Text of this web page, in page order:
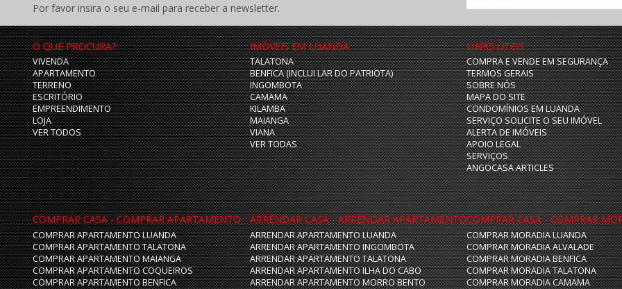
Por favor insira o seu e-mail para receber a newsletter.
O QUE PROCURA?
VIVENDA
APARTAMENTO
TERRENO
ESCRITÓRIO
EMPREENDIMENTO
LOJA
VER TODOS
IMÓVEIS EM LUANDA
TALATONA
BENFICA (INCLUI LAR DO PATRIOTA)
INGOMBOTA
CAMAMA
KILAMBA
MAIANGA
VIANA
VER TODAS
LINKS ÙTEIS
COMPRA E VENDE EM SEGURANÇA
TERMOS GERAIS
SOBRE NÓS
MAPA DO SITE
CONDOMÍNIOS EM LUANDA
SERVIÇO SOLICITE O SEU IMÓVEL
ALERTA DE IMÓVEIS
APOIO LEGAL
SERVIÇOS
ANGOCASA ARTICLES
COMPRAR CASA - COMPRAR APARTAMENTO
COMPRAR APARTAMENTO LUANDA
COMPRAR APARTAMENTO TALATONA
COMPRAR APARTAMENTO MAIANGA
COMPRAR APARTAMENTO COQUEIROS
COMPRAR APARTAMENTO BENFICA
ARRENDAR CASA - ARRENDAR APARTAMENTO
ARRENDAR APARTAMENTO LUANDA
ARRENDAR APARTAMENTO INGOMBOTA
ARRENDAR APARTAMENTO TALATONA
ARRENDAR APARTAMENTO ILHA DO CABO
ARRENDAR APARTAMENTO MORRO BENTO
COMPRAR CASA - COMPRAR
COMPRAR MORADIA LUANDA
COMPRAR MORADIA ALVALADE
COMPRAR MORADIA BENFICA
COMPRAR MORADIA TALATONA
COMPRAR MORADIA CAMAMA